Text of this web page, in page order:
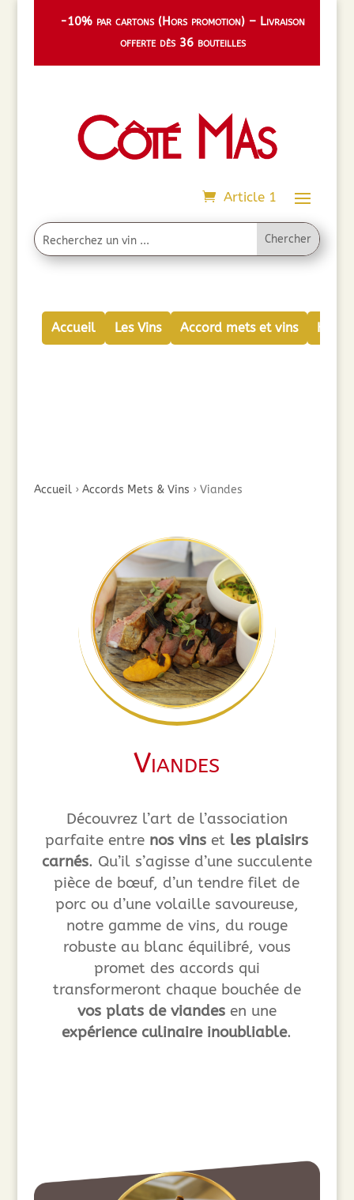
-10% par cartons (Hors promotion) – Livraison
offerte dès 36 bouteilles
Article 1
Accueil Les Vins Accord mets et vins
Accueil› Accords Mets & Vins › Viandes
Viandes
Découvrez l’art de l’association
parfaite entre nos vins et les plaisirs
carnés. Qu’il s’agisse d’une succulente
pièce de bœuf, d’un tendre filet de
porc ou d’une volaille savoureuse,
notre gamme de vins, du rouge
robuste au blanc équilibré, vous
promet des accords qui
transformeront chaque bouchée de
vos plats de viandesen une
expérience culinaire inoubliable.